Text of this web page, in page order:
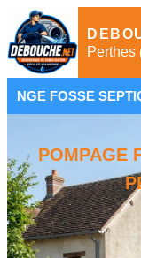
Perthes
SEPTIQUE •
POMPAGE